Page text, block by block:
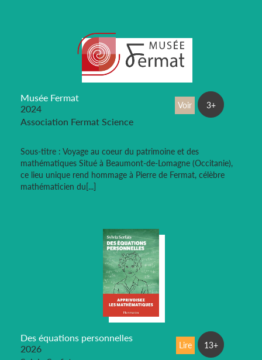
Musée Fermat
2024
Association Fermat Science
Sous-titre : Voyage au coeur du patrimoine et des
mathématiques Situé à Beaumont-de-Lomagne (Occitanie),
ce lieu unique rend hommage à Pierre de Fermat, célèbre
mathématicien du[...]
Voir 3+
Des équations personnelles
2026
Lire 13+